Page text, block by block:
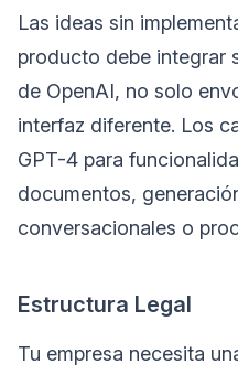
Las ideas sin
producto debe integrar
de OpenAI, no solo
interfaz diferente. Los
GPT-4 para
documentos,
conversacionales o
Estructura Legal
Tu empresa necesita